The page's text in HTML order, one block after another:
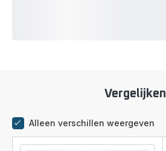
Vergelijken
Alleen verschillen weergeven